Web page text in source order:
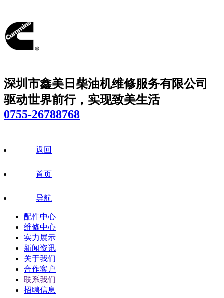
深圳市鑫美日柴油机维修服务有限公司
驱动世界前行，实现致美生活
0755-26788768
返回
首页
导航
配件中心
维修中心
实力展示
新闻资讯
关于我们
合作客户
联系我们
招聘信息